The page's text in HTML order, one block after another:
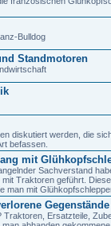
Bulldog
Standmotoren
diskutiert werden, die
befassen.
mit
Sachverstand
mit Traktoren geführt.
man mit
Gegenstände
Traktoren, Ersatzteile,